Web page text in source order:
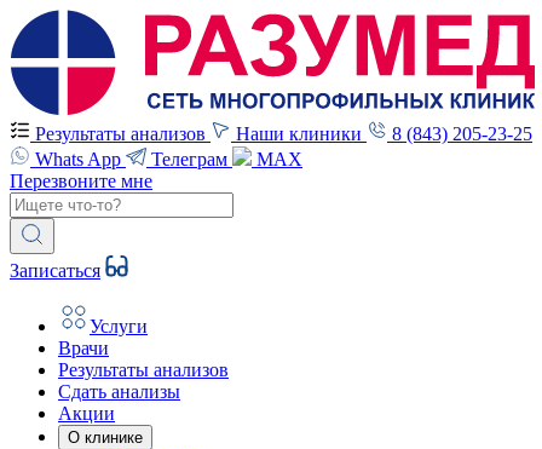
Результаты анализов Наши клиники
8 (843) 205-23-25
Whats App
Телеграм
MAX
Перезвоните мне
Записаться
Услуги
Врачи
Результаты анализов
Сдать анализы
Акции
О клинике